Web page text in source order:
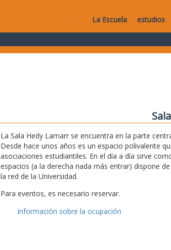
La Escuela estudios
La Sala Hedy Lamarr se encuentra en la parte
Desde hace unos años es un espacio polivalente
asociaciones estudiantiles. En el día a día sirve
espacios (a la derecha nada más entrar) dispone
la red de la Universidad.
Para eventos, es necesario reservar.
Información sobre la ocupación